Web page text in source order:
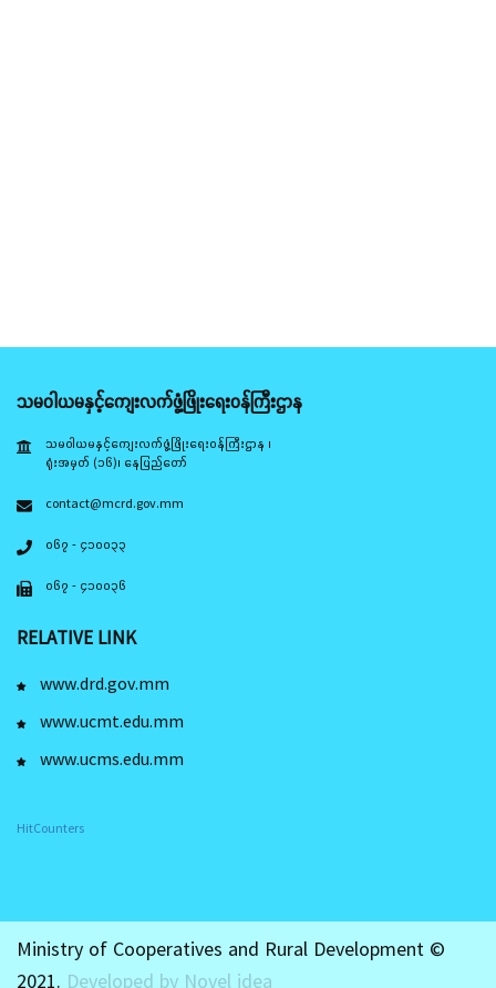
သမဝါယမနှင့်ကျေးလက်ဖွံ့ဖြိုးရေးဝန်ကြီးဌာန
သမဝါယမနှင့်ကျေးလက်ဖွံ့ဖြိုးရေးဝန်ကြီးဌာန ၊
ရုံးအမှတ် (၁၆)၊ နေပြည်တော်
contact@mcrd.gov.mm
၀၆၇ - ၄၁၀၀၃၃
၀၆၇ - ၄၁၀၀၃၆
RELATIVE LINK
www.drd.gov.mm
www.ucmt.edu.mm
www.ucms.edu.mm
HitCounters
Ministry of Cooperatives and Rural Development ©
2021. Developed by Novel idea